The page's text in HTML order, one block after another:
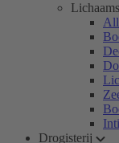
Drogisterij